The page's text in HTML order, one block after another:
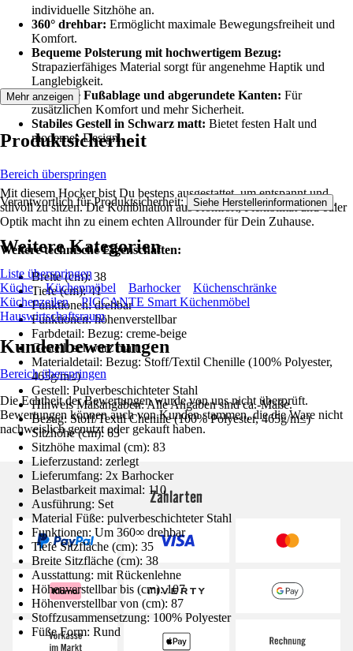
individuelle Sitzhöhe an.
360° drehbar: Ermöglicht maximale Bewegungsfreiheit und
Komfort.
Bequeme Polsterung mit hochwertigem Bezug:
Strapazierfähiges Material sorgt für angenehme Haptik und
Langlebigkeit.
Inklusive Fußablage und abgerundete Kanten: Für
zusätzlichen Komfort und mehr Sicherheit.
Stabiles Gestell in Schwarz matt: Bietet festen Halt und
modernes Design.
Mit diesem Hocker bist Du bestens ausgestattet, um entspannt und
stilvoll zu sitzen. Die Kombination aus Komfort, Flexibilität und edler
Optik macht ihn zu einem echten Allrounder für Dein Zuhause.
Weitere technische Eigenschaften:
Breite (cm): 38
Tiefe (cm): 41
Funktionen: drehbar
Funktionen: höhenverstellbar
Farbdetail: Bezug: creme-beige
Gestell: schwarz matt
Materialdetail: Bezug: Stoff/Textil Chenille (100% Polyester,
465g/m≤)
Gestell: Pulverbeschichteter Stahl
Hinweis Maßangaben: Alle Angaben sind ca.-Maße.
Bezug: Stoff/Textil Chenille (100% Polyester, 465g/m≤)
Sitzhöhe (cm): 63
Sitzhöhe maximal (cm): 83
Lieferzustand: zerlegt
Lieferumfang: 2x Barhocker
Belastbarkeit maximal: 110
Ausführung: Set
Material Füße: pulverbeschichteter Stahl
Funktionen: Um 360∞ drehbar
Tiefe Sitzfläche (cm): 35
Breite Sitzfläche (cm): 38
Ausstattung: mit Rückenlehne
Höhenverstellbar bis (cm): 107
Höhenverstellbar von (cm): 87
Stoffzusammensetzung: 100% Polyester
Füße Form: Rund
Mehr anzeigen
Produktsicherheit
Bereich überspringen
Verantwortlich für Produktsicherheit: Siehe Herstellerinformationen .
Weitere Kategorien
Liste überspringen
Küche
Küchenmöbel Barhocker
Küchenschränke
Küchenzeilen
PICCANTE Smart Küchenmöbel
Hauswirtschaftsraum
Kundenbewertungen
Bereich überspringen
Die Echtheit der Bewertungen wurde von uns nicht überprüft.
Bewertungen können auch von Kunden stammen, die die Ware nicht
nachweislich genutzt oder gekauft haben.
Zahlarten